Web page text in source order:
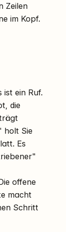
Zeilen
im Kopf.
ist ein Ruf.
die
holt Sie
Es
offene
macht
Schritt